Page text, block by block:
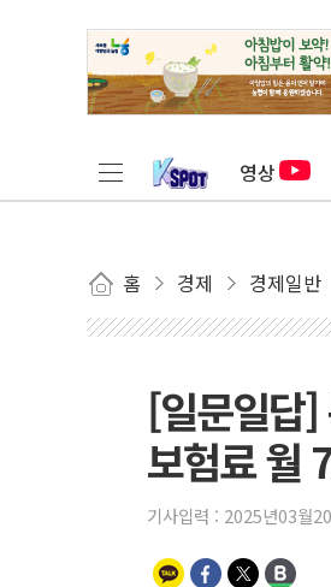
영상
홈 경제 경제일반
[일문일답
보험료 월
기사입력 : 2025년03월